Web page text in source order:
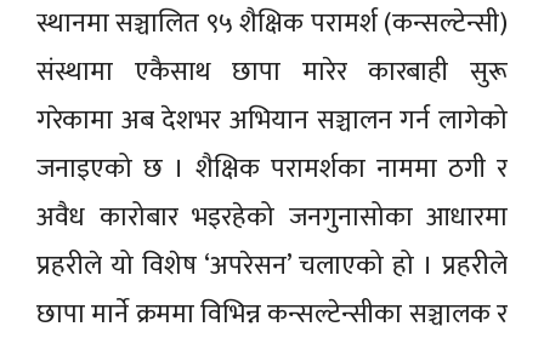
स्थानमा सञ्चालित ९५ शैक्षिक परामर्श (कन्सल्टेन्सी)
संस्थामा एकैसाथ छापा मारेर कारबाही सुरू
गरेकामा अब देशभर अभियान सञ्चालन गर्न लागेको
जनाइएको छ । शैक्षिक परामर्शका नाममा ठगी र
अवैध कारोबार भइरहेको जनगुनासोका आधारमा
प्रहरीले यो विशेष ‘अपरेसन’ चलाएको हो । प्रहरीले
छापा मार्ने क्रममा विभिन्न कन्सल्टेन्सीका सञ्चालक र